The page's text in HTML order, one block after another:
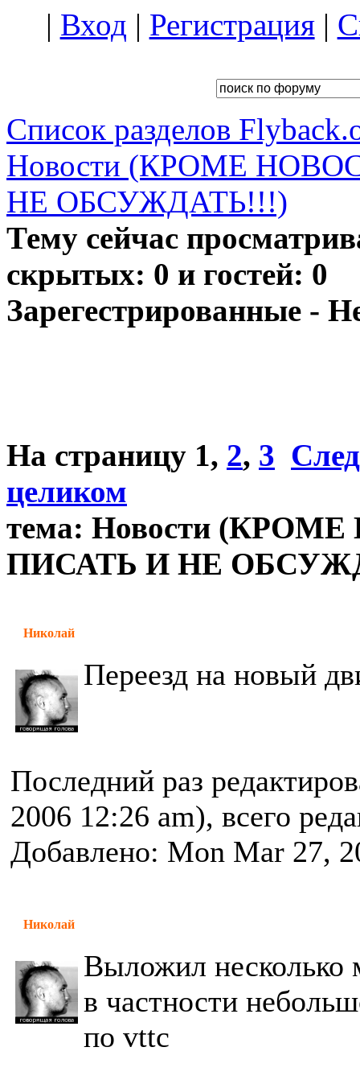
| Вход | Регистрация|
Список разделов
Новости (КРОМЕ
НЕ ОБСУЖДАТЬ!!!)
Тему сейчас
скрытых: 0 и гостей: 0
Зарегестрированные -
На страницу 1, 2, 3
целиком
тема: Новости
ПИСАТЬ И НЕ
Николай
Переезд на новый
Последний раз
2006 12:26 am), всего
Добавлено: Mon Mar 27,
Николай
Выложил несколько
в частности
по vttc